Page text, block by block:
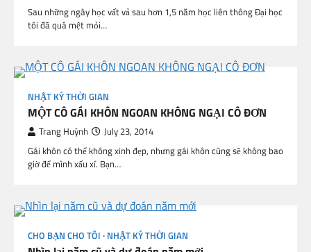
Sau những ngày học vất vả sau hơn 1,5 năm học liên thông Đại học
tôi đã quá mệt mỏi…
NHẬT KÝ THỜI GIAN
MỘT CÔ GÁI KHÔN NGOAN KHÔNG NGẠI CÔ ĐƠN
Trang Huỳnh July 23, 2014
Gái khôn có thể không xinh đẹp, nhưng gái khôn cũng sẽ không bao
giờ để mình xấu xí. Bạn…
CHO BẠN CHO TÔI NHẬT KÝ THỜI GIAN